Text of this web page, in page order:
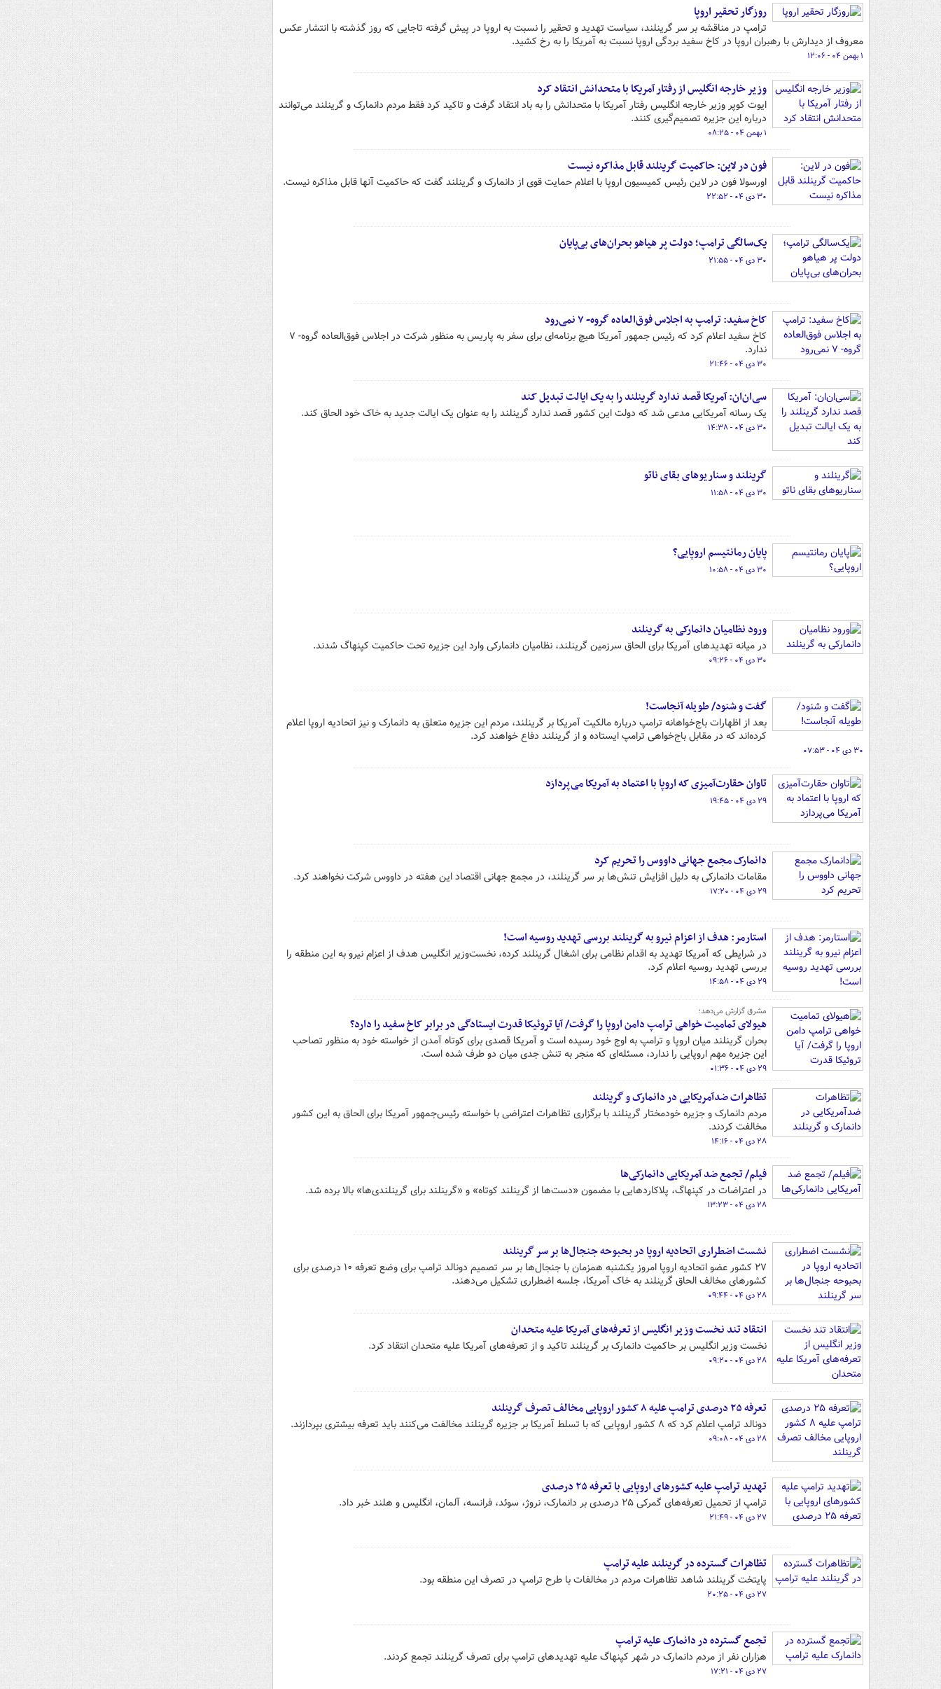
روزگار تحقیر اروپا
ترامپ در مناقشه بر سر گرینلند، سیاست تهدید و تحقیر را نسبت به اروپا در پیش گرفته تاجایی که روز گذشته با انتشار عکس
معروف از دیدارش با رهبران اروپا در کاخ سفید بردگی اروپا نسبت به آمریکا را به رخ کشید.
۱ بهمن ۰۴ - ۱۲:۰۶
وزیر خارجه انگلیس از رفتار آمریکا با متحدانش انتقاد کرد
ایوت کوپر وزیر خارجه انگلیس رفتار آمریکا با متحدانش را به باد انتقاد گرفت و تاکید کرد فقط مردم دانمارک و گرینلند می‌توانند
درباره این جزیره تصمیم‌گیری کنند.
۱ بهمن ۰۴ - ۰۸:۲۵
فون در لاین: حاکمیت گرینلند قابل مذاکره نیست
اورسولا فون در لاین رئیس کمیسیون اروپا با اعلام حمایت قوی از دانمارک و گرینلند گفت که حاکمیت آنها قابل مذاکره نیست.
۳۰ دی ۰۴ - ۲۲:۵۲
یک‌سالگی ترامپ؛ دولت پر هیاهو بحران‌های بی‌پایان
۳۰ دی ۰۴ - ۲۱:۵۵
کاخ سفید: ترامپ به اجلاس فوق‌العاده گروه- ۷ نمی‌رود
کاخ سفید اعلام کرد که رئیس جمهور آمریکا هیچ برنامه‌ای برای سفر به پاریس به منظور شرکت در اجلاس فوق‌العاده گروه- ۷
ندارد.
۳۰ دی ۰۴ - ۲۱:۴۶
سی‌ان‌ان: آمریکا قصد ندارد گرینلند را به یک ایالت تبدیل کند
یک رسانه آمریکایی مدعی شد که دولت این کشور قصد ندارد گرینلند را به عنوان یک ایالت جدید به خاک خود الحاق کند.
۳۰ دی ۰۴ - ۱۴:۳۸
گرینلند و سناریوهای بقای ناتو
۳۰ دی ۰۴ - ۱۱:۵۸
پایان رمانتیسم اروپایی؟
۳۰ دی ۰۴ - ۱۰:۵۸
ورود نظامیان دانمارکی به گرینلند
در میانه تهدیدهای آمریکا برای الحاق سرزمین گرینلند، نظامیان دانمارکی وارد این جزیره تحت حاکمیت کپنهاگ شدند.
۳۰ دی ۰۴ - ۰۹:۲۶
گفت و شنود/ طویله آنجاست!
بعد از اظهارات باج‌خواهانه ترامپ درباره مالکیت آمریکا بر گرینلند، مردم این جزیره متعلق به دانمارک و نیز اتحادیه اروپا اعلام
کرده‌اند که در مقابل باج‌خواهی ترامپ ایستاده و از ‌گرینلند دفاع خواهند کرد.
۳۰ دی ۰۴ - ۰۷:۵۳
تاوان حقارت‌آمیزی که اروپا با اعتماد به آمریکا می‌پردازد
۲۹ دی ۰۴ - ۱۹:۴۵
دانمارک مجمع جهانی داووس را تحریم کرد
مقامات دانمارکی به دلیل افزایش تنش‌ها بر سر گرینلند، در مجمع جهانی اقتصاد این هفته در داووس شرکت نخواهند کرد.
۲۹ دی ۰۴ - ۱۷:۲۰
استارمر: هدف از اعزام نیرو به گرینلند بررسی تهدید روسیه است!
در شرایطی که آمریکا تهدید به اقدام نظامی برای اشغال گرینلند کرده، نخست‌وزیر انگلیس هدف از اعزام نیرو به این منطقه را
بررسی تهدید روسیه اعلام کرد.
۲۹ دی ۰۴ - ۱۴:۵۸
مشرق گزارش می‌دهد؛
هیولای تمامیت خواهی ترامپ دامن اروپا را گرفت/ آیا تروئیکا قدرت ایستادگی در برابر کاخ سفید را دارد؟
بحران گرینلند میان اروپا و ترامپ به اوج خود رسیده است و آمریکا قصدی برای کوتاه آمدن از خواسته خود به منظور تصاحب
این جزیره مهم اروپایی را ندارد، مسئله‌ای که منجر به تنش جدی میان دو طرف شده است.
۲۹ دی ۰۴ - ۰۱:۳۶
تظاهرات ضدآمریکایی در دانمارک و گرینلند
مردم دانمارک و جزیره خودمختار گرینلند با برگزاری تظاهرات اعتراضی با خواسته رئیس‌جمهور آمریکا برای الحاق به این کشور
مخالفت کردند.
۲۸ دی ۰۴ - ۱۴:۱۶
فیلم/ تجمع ضد آمریکایی دانمارکی‌ها
در اعتراضات در کپنهاگ، پلاکاردهایی با مضمون «دست‌ها از گرینلند کوتاه» و «گرینلند برای گرینلندی‌ها» بالا برده شد.
۲۸ دی ۰۴ - ۱۳:۲۳
نشست اضطراری اتحادیه اروپا در بحبوحه جنجال‌ها بر سر گرینلند
۲۷ کشور عضو اتحادیه اروپا امروز یکشنبه همزمان با جنجال‌ها بر سر تصمیم دونالد ترامپ برای وضع تعرفه ۱۰ درصدی برای
کشورهای مخالف الحاق گرینلند به خاک آمریکا، جلسه اضطراری تشکیل می‌دهند.
۲۸ دی ۰۴ - ۰۹:۴۴
انتقاد تند نخست وزیر انگلیس از تعرفه‌های آمریکا علیه متحدان
نخست‌ وزیر انگلیس بر حاکمیت دانمارک بر گرینلند تاکید و از تعرفه‌های آمریکا علیه متحدان انتقاد کرد.
۲۸ دی ۰۴ - ۰۹:۲۰
تعرفه ۲۵ درصدی ترامپ علیه ۸ کشور اروپایی مخالف تصرف گرینلند
دونالد ترامپ اعلام کرد که ۸ کشور اروپایی که با تسلط آمریکا بر جزیره گرینلند مخالفت می‌کنند باید تعرفه بیشتری بپردازند.
۲۸ دی ۰۴ - ۰۹:۰۸
تهدید ترامپ علیه کشورهای اروپایی با تعرفه‌ ۲۵ درصدی
ترامپ از تحمیل تعرفه‌های گمرکی ۲۵ درصدی بر دانمارک، نروژ، سوئد، فرانسه، آلمان، انگلیس و هلند خبر داد.
۲۷ دی ۰۴ - ۲۱:۴۹
تظاهرات گسترده در گرینلند علیه ترامپ
پایتخت گرینلند شاهد تظاهرات مردم در مخالفات با طرح ترامپ در تصرف این منطقه بود.
۲۷ دی ۰۴ - ۲۰:۲۵
تجمع گسترده در دانمارک علیه ترامپ
هزاران نفر از مردم دانمارک در شهر کپنهاگ علیه تهدیدهای ترامپ برای تصرف گرینلند تجمع کردند.
۲۷ دی ۰۴ - ۱۷:۲۱